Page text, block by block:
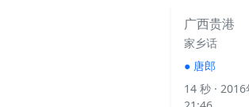
广西贵港
家乡话
● 唐郎
14 秒 ·